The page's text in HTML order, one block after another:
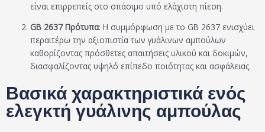
είναι επιρρεπείς στο σπάσιμο υπό ελάχιστη πίεση.
GB 2637 Πρότυπα: Η συμμόρφωση με το GB 2637 ενισχύει
περαιτέρω την αξιοπιστία των γυάλινων αμπούλων
καθορίζοντας πρόσθετες απαιτήσεις υλικού και δοκιμών,
διασφαλίζοντας υψηλό επίπεδο ποιότητας και ασφάλειας.
Βασικά χαρακτηριστικά ενός
ελεγκτή γυάλινης αμπούλας